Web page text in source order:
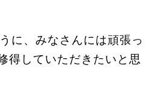
に、みなさんには頑張っ
得していただきたいと思